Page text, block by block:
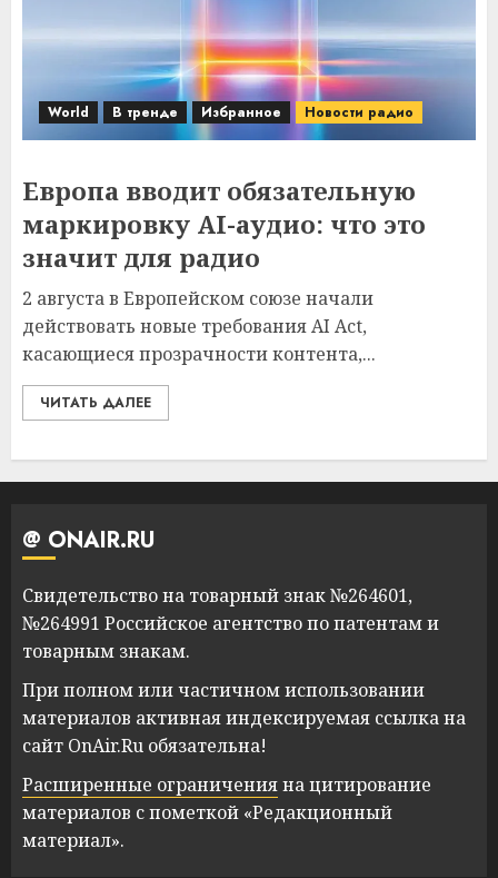
World В тренде Избранное Новости радио
Европа вводит обязательную
маркировку AI-аудио: что это
значит для радио
2 августа в Европейском союзе начали
действовать новые требования AI Act,
касающиеся прозрачности контента,...
ЧИТАТЬ ДАЛЕЕ
@ ONAIR.RU
Свидетельство на товарный знак №264601,
№264991 Российское агентство по патентам и
товарным знакам.
При полном или частичном использовании
материалов активная индексируемая ссылка на
сайт OnAir.Ru обязательна!
Расширенные ограниченияна цитирование
материалов с пометкой «Редакционный
материал».